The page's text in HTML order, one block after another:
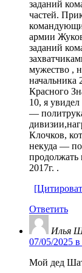
заданий
частей.
армии
заданий
мужество ,
начальника
Красного
10, я
—
Клочков,
некуда —
продолжать
2017г. .
Ответить
Илья
07/05/2025
Мой дед